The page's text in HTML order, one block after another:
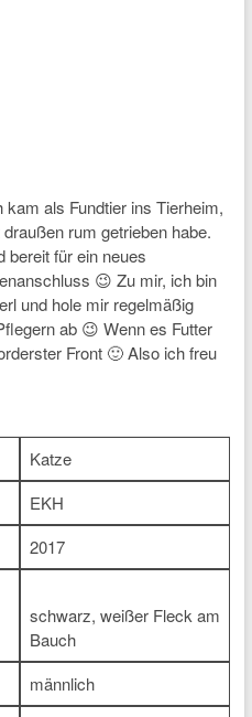
als Fundtier ins Tierheim,
rum getrieben habe.
bereit für ein neues
😉 Zu mir, ich bin
und hole mir regelmäßig
ab 😉 Wenn es Futter
Front 🙂 Also ich freu
Katze
EKH
2017
schwarz, weißer Fleck am
Bauch
männlich